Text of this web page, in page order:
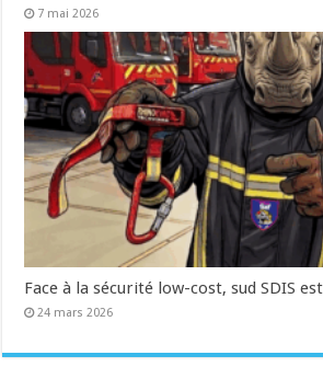
7 mai 2026
Face à la sécurité low-cost, sud SDIS
24 mars 2026